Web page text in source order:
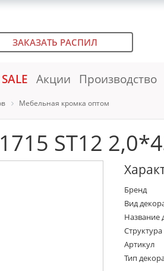
ЗАКАЗАТЬ РАСПИЛ
SALE Акции Производство
Мебельная кромка оптом
ST12
Бренд
Вид
Название
Структура
Артикул
Тип